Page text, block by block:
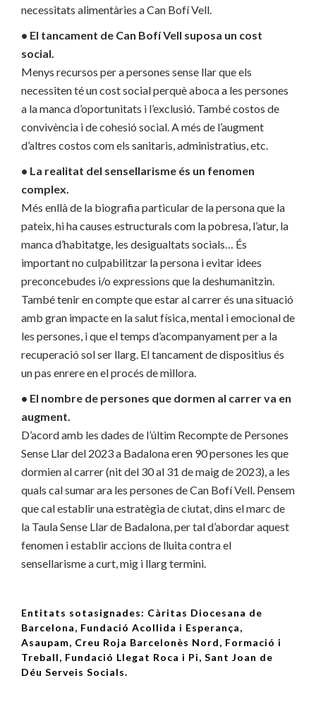
necessitats alimentàries a Can Bofí Vell.
• El tancament de Can Bofí Vell suposa un cost
social.
Menys recursos per a persones sense llar que els
necessiten té un cost social perquè aboca a les persones
a la manca d’oportunitats i l’exclusió. També costos de
convivència i de cohesió social. A més de l’augment
d’altres costos com els sanitaris, administratius, etc.
• La realitat del sensellarisme és un fenomen
complex.
Més enllà de la biografia particular de la persona que la
pateix, hi ha causes estructurals com la pobresa, l’atur, la
manca d’habitatge, les desigualtats socials… És
important no culpabilitzar la persona i evitar idees
preconcebudes i/o expressions que la deshumanitzin.
També tenir en compte que estar al carrer és una situació
amb gran impacte en la salut física, mental i emocional de
les persones, i que el temps d’acompanyament per a la
recuperació sol ser llarg. El tancament de dispositius és
un pas enrere en el procés de millora.
• El nombre de persones que dormen al carrer va en
augment.
D’acord amb les dades de l’últim Recompte de Persones
Sense Llar del 2023 a Badalona eren 90 persones les que
dormien al carrer (nit del 30 al 31 de maig de 2023), a les
quals cal sumar ara les persones de Can Bofí Vell. Pensem
que cal establir una estratègia de ciutat, dins el marc de
la Taula Sense Llar de Badalona, per tal d’abordar aquest
fenomen i establir accions de lluita contra el
sensellarisme a curt, mig i llarg termini.
Entitats sotasignades: Càritas Diocesana de
Barcelona, Fundació Acollida i Esperança,
Asaupam, Creu Roja Barcelonès Nord, Formació i
Treball, Fundació Llegat Roca i Pi, Sant Joan de
Déu Serveis Socials.